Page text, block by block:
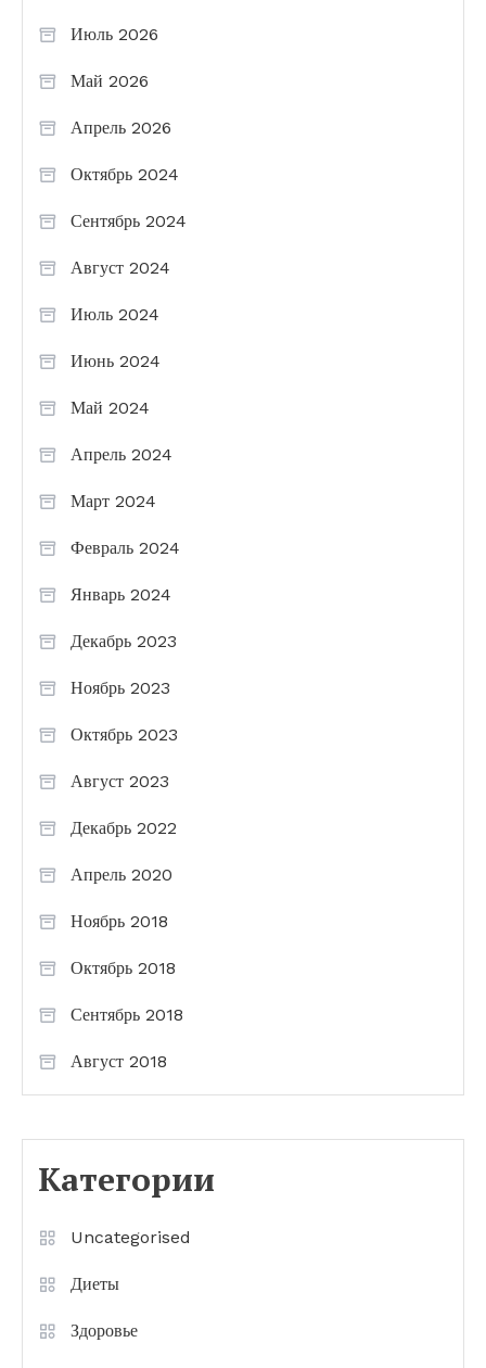
Июль 2026
Май 2026
Апрель 2026
Октябрь 2024
Сентябрь 2024
Август 2024
Июль 2024
Июнь 2024
Май 2024
Апрель 2024
Март 2024
Февраль 2024
Январь 2024
Декабрь 2023
Ноябрь 2023
Октябрь 2023
Август 2023
Декабрь 2022
Апрель 2020
Ноябрь 2018
Октябрь 2018
Сентябрь 2018
Август 2018
Категории
Uncategorised
Диеты
Здоровье